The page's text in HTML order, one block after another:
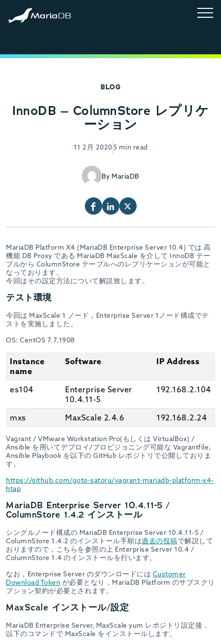
BLOG
InnoDB – ColumnStore レプリケ
ーション
11 2月 20205 min read
By MariaDB
MariaDB Platform X4 (MariaDB Enterprise Server 10.4) では 高
機能 DB Proxy である MariaDB MaxScale を介して InnoDB テー
ブルから ColumnStore テーブルへのレプリケーションが可能と
なっております。
今回はその設定方法について解説致します。
テスト環境
今回は MaxScale 1 ノード，Enterprise Server 1ノード構成でテ
ストを実施しました。
OS: CentOS 7.7.1908
Instance
name
Software IP Address
es104
Enterprise Server
10.4.11-5
192.168.2.104
mxs MaxScale 2.4.6 192.168.2.24
Vagrant / VMware Workstation Pro(もしくは VirtualBox) /
Ansible を用いてデプロイ/プロビジョニング可能な Vagrantfile,
Ansible Playbook を以下の GitHub レポジトリで公開しておりま
す。
https://github.com/goto-satoru/vagrant-mariadb-platform-x4-
htap
MariaDB Enterprise Server 10.4.11-5 /
ColumnStore 1.4.2 インストール
シングルノード構成の MariaDB Enterprise Server 10.4.11-5 /
ColumnStore 1.4.2 のインストール手順は過去の投稿で解説して
おりますので，こちらを参照の上 Enterprise Server 10.4 /
ColumnStore 1.4 のインストールを行います。
なお，Enterprise Server のダウンロードには Customer
Download Token が必要となり，MariaDB Platform のサブスクリ
プション契約が必要とされます。
MaxScale インストール/設定
MariaDB Enterprise Server, MaxScale yum レポジトリ設定後，
以下のコマンドで MaxScale をインストールします。